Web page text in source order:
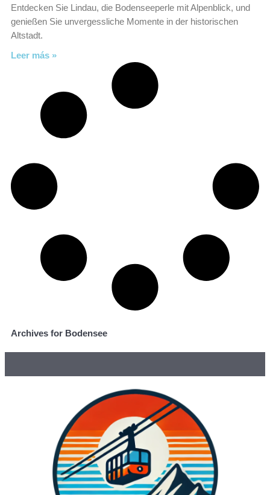
Entdecken Sie Lindau, die Bodenseeperle mit Alpenblick, und
genießen Sie unvergessliche Momente in der historischen
Altstadt.
Leer más »
Archives for Bodensee